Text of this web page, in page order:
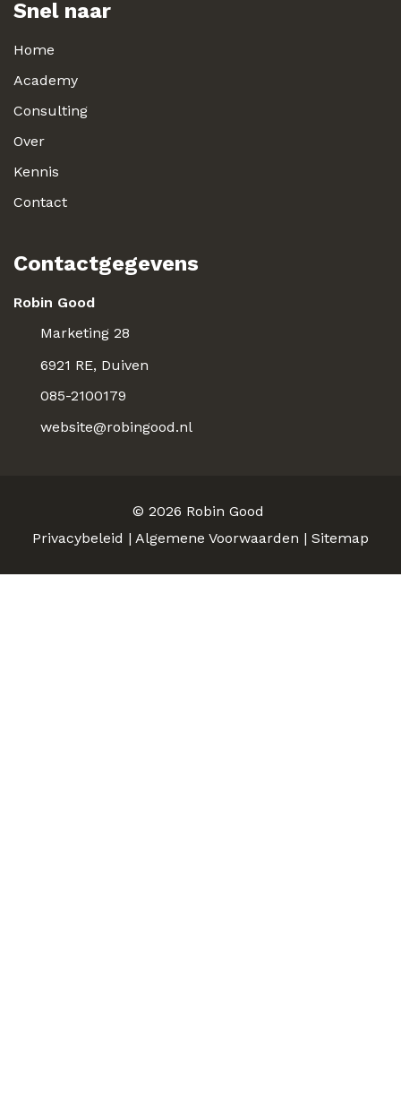
Snel naar
Home
Academy
Consulting
Over
Kennis
Contact
Contactgegevens
Robin Good
Marketing 28
6921 RE, Duiven
085-2100179
website@robingood.nl
© 2026 Robin Good
Privacybeleid | Algemene Voorwaarden | Sitemap